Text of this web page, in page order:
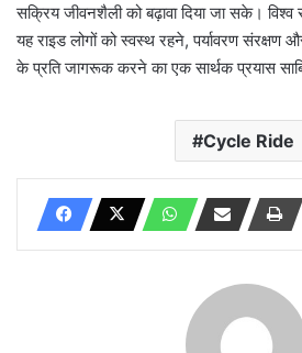
सक्रिय जीवनशैली को बढ़ावा दिया जा सके।
यह राइड लोगों को स्वस्थ रहने, पर्यावरण संरक्षण
के प्रति जागरूक करने का एक सार्थक प्रयास
Cycle Ride